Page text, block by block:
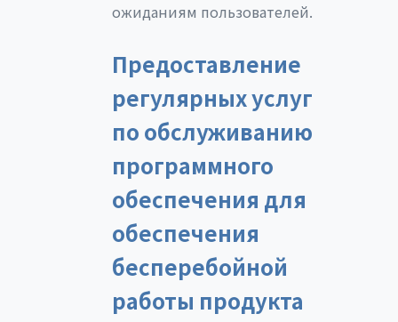
ожиданиям пользователей.
Предоставление
регулярных услуг
по обслуживанию
программного
обеспечения для
обеспечения
бесперебойной
работы продукта